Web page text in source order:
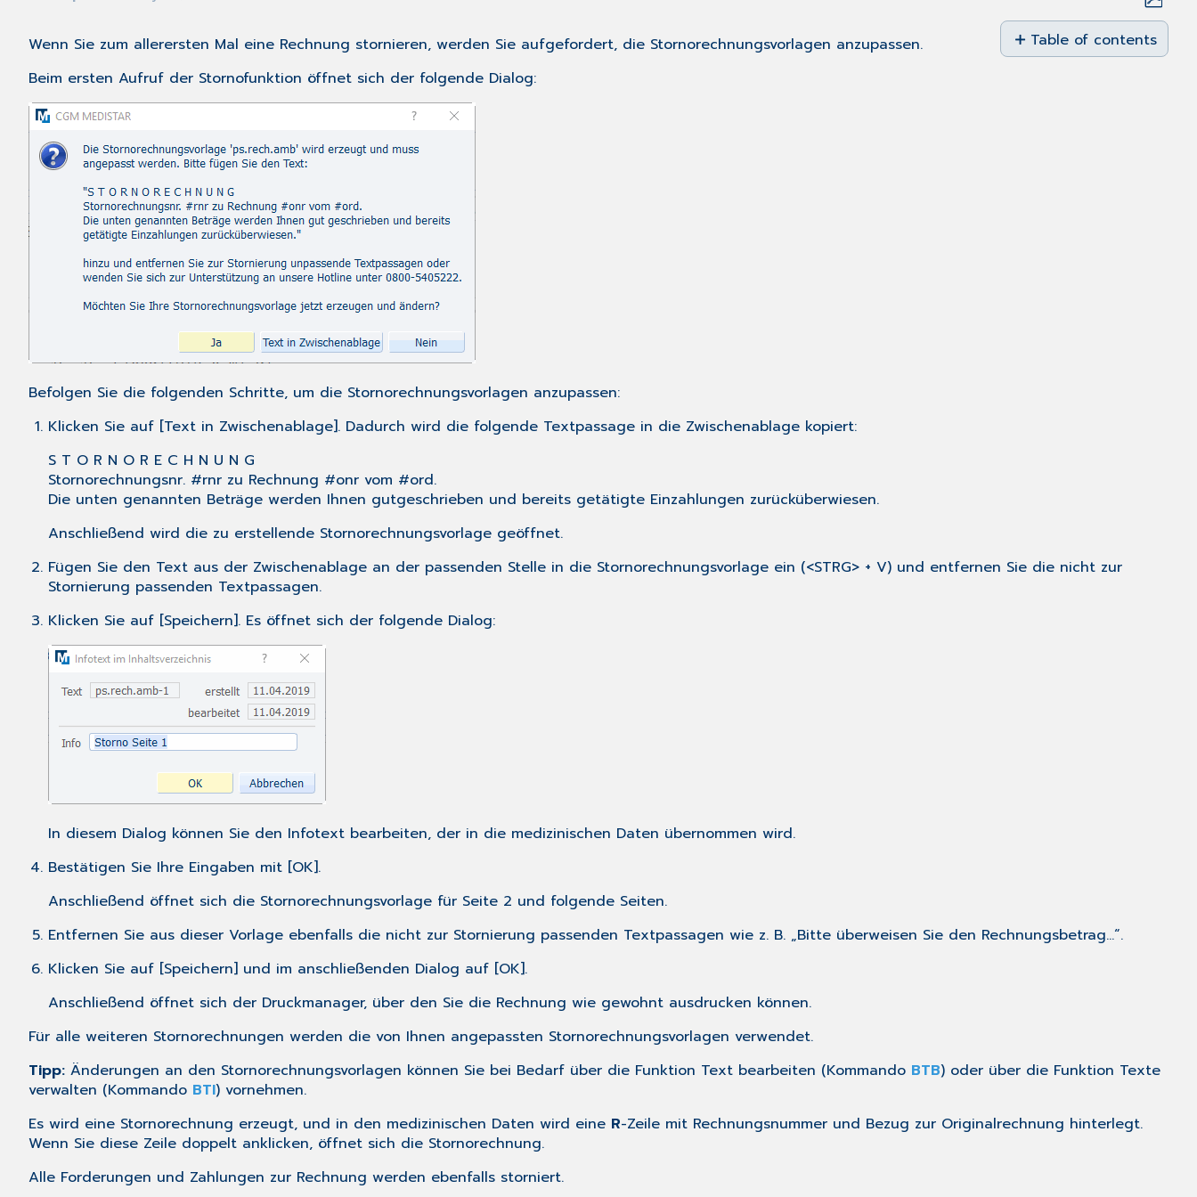
Save
as
PDF
Table of contents
No
Wenn Sie zum allerersten Mal eine Rechnung stornieren, werden Sie aufgefordert, die Stornorechnungsvorlagen anzupassen.
Beim ersten Aufruf der Stornofunktion öffnet sich der folgende Dialog:
Befolgen Sie die folgenden Schritte, um die Stornorechnungsvorlagen anzupassen:
Klicken Sie auf [Text in Zwischenablage]. Dadurch wird die folgende Textpassage in die Zwischenablage kopiert:
S T O R N O R E C H N U N G
Stornorechnungsnr. #rnr zu Rechnung #onr vom #ord.
Die unten genannten Beträge werden Ihnen gutgeschrieben und bereits getätigte Einzahlungen zurücküberwiesen.
Anschließend wird die zu erstellende Stornorechnungsvorlage geöffnet.
Fügen Sie den Text aus der Zwischenablage an der passenden Stelle in die Stornorechnungsvorlage ein (<STRG> + V) und entfernen Sie die nicht zur
Stornierung passenden Textpassagen.
Klicken Sie auf [Speichern]. Es öffnet sich der folgende Dialog:
In diesem Dialog können Sie den Infotext bearbeiten, der in die medizinischen Daten übernommen wird.
Bestätigen Sie Ihre Eingaben mit [OK].
Anschließend öffnet sich die Stornorechnungsvorlage für Seite 2 und folgende Seiten.
Entfernen Sie aus dieser Vorlage ebenfalls die nicht zur Stornierung passenden Textpassagen wie z. B. „Bitte überweisen Sie den Rechnungsbetrag…“.
Klicken Sie auf [Speichern] und im anschließenden Dialog auf [OK].
Anschließend öffnet sich der Druckmanager, über den Sie die Rechnung wie gewohnt ausdrucken können.
Für alle weiteren Stornorechnungen werden die von Ihnen angepassten Stornorechnungsvorlagen verwendet.
Tipp: Änderungen an den Stornorechnungsvorlagen können Sie bei Bedarf über die Funktion Text bearbeiten (Kommando BTB) oder über die Funktion Texte
verwalten (Kommando BTI) vornehmen.
Es wird eine Stornorechnung erzeugt, und in den medizinischen Daten wird eine R-Zeile mit Rechnungsnummer und Bezug zur Originalrechnung hinterlegt.
Wenn Sie diese Zeile doppelt anklicken, öffnet sich die Stornorechnung.
Alle Forderungen und Zahlungen zur Rechnung werden ebenfalls storniert.